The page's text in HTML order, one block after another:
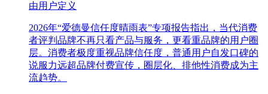
由用户定义
2026年“爱德曼信任度晴雨表”专项报告指出，当代消费
者评判品牌不再只看产品与服务，更看重品牌的用户圈
层。消费者极度重视品牌信任度，普通用户自发口碑的
说服力远超品牌付费宣传，圈层化、排他性消费成为主
流趋势。